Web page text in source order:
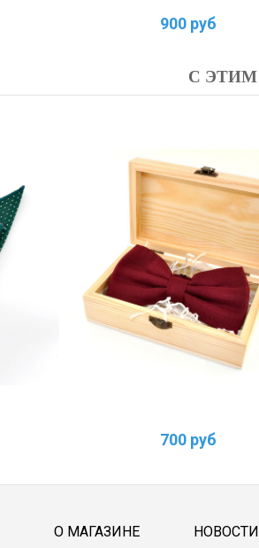
900 руб
С
700 руб
О МАГАЗИНЕ НОВОСТИ